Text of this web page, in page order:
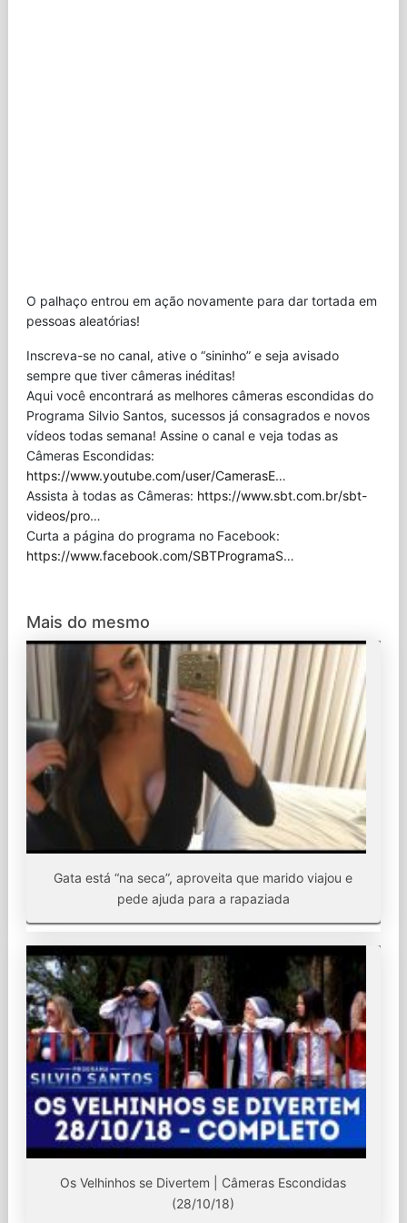
O palhaço entrou em ação novamente para dar tortada em
pessoas aleatórias!
Inscreva-se no canal, ative o “sininho” e seja avisado
sempre que tiver câmeras inéditas!
Aqui você encontrará as melhores câmeras escondidas do
Programa Silvio Santos, sucessos já consagrados e novos
vídeos todas semana! Assine o canal e veja todas as
Câmeras Escondidas:
https://www.youtube.com/user/CamerasE…
Assista à todas as Câmeras: https://www.sbt.com.br/sbt-
videos/pro…
Curta a página do programa no Facebook:
https://www.facebook.com/SBTProgramaS…
Mais do mesmo
Gata está “na seca”, aproveita que marido viajou e
pede ajuda para a rapaziada
Os Velhinhos se Divertem | Câmeras Escondidas
(28/10/18)